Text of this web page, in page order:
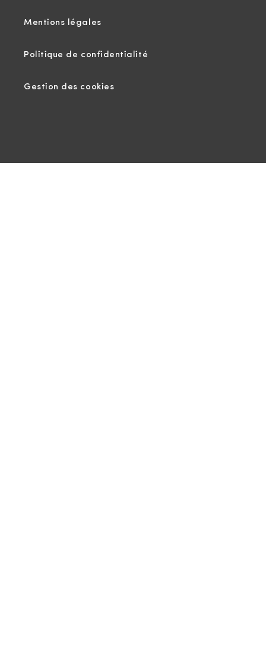
Mentions légales
Politique de confidentialité
Gestion des cookies